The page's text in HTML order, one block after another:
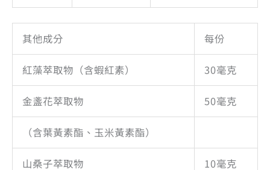
其他成分 每份
紅藻萃取物（含蝦紅素） 30毫克
金盞花萃取物 50毫克
（含葉黃素酯、玉米黃素酯）
山桑子萃取物 10毫克